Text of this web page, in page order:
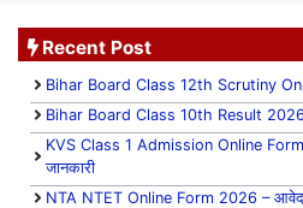
Recent Post
Bihar Board Class 12th Scrutiny
Bihar Board Class 10th Result 2026 :
KVS Class 1 Admission Online
जानकारी
NTA NTET Online Form 2026 –